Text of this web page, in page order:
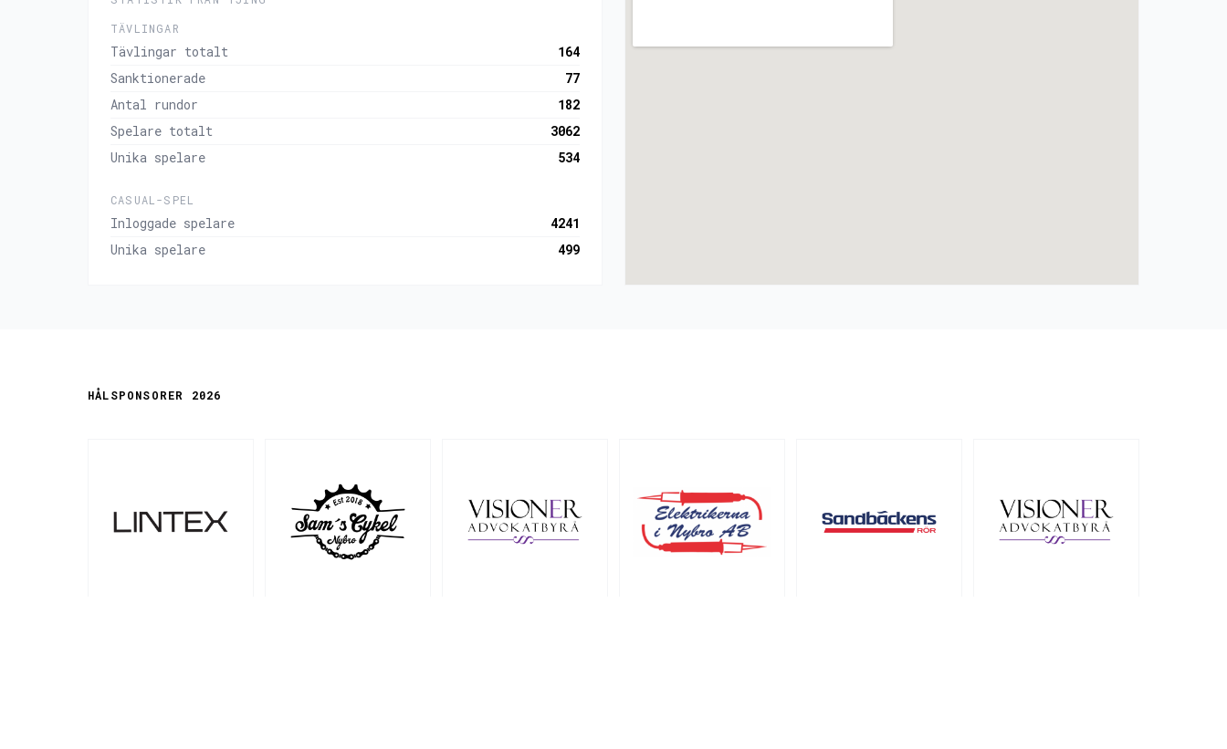
TÄVLINGAR
Tävlingar totalt
164
Sanktionerade
77
Antal rundor
182
Spelare totalt
3062
Unika spelare
534
CASUAL-SPEL
Inloggade spelare
4241
Unika spelare
499
HÅLSPONSORER 2026